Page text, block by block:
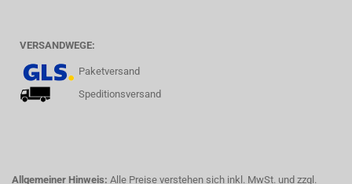
VERSANDWEGE:
Paketversand
Speditionsversand
Allgemeiner Hinweis: Alle Preise verstehen sich inkl. MwSt. und zzgl.